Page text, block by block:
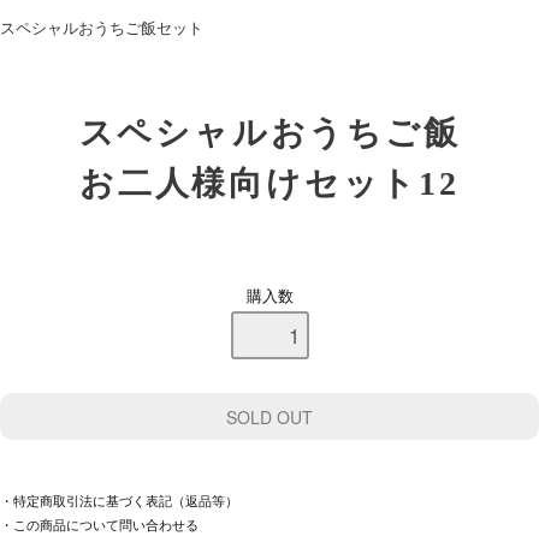
スペシャルおうちご飯セット
スペシャルおうちご飯
お二人様向けセット12
購入数
・特定商取引法に基づく表記（返品等）
・この商品について問い合わせる